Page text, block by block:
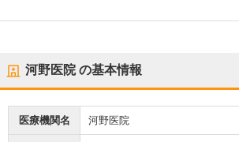
河野医院の基本情報
医療機関名 河野医院